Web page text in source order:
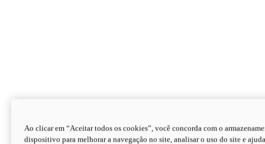
Ao clicar em “Aceitar todos os cookies”, você concorda com o
dispositivo para melhorar a navegação no site, analisar o uso do site e